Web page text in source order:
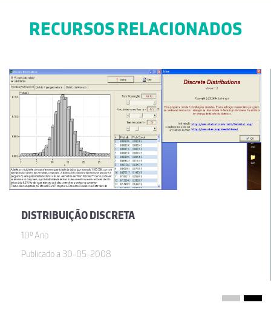
RECURSOS RELACIONADOS
DISTRIBUIÇÃO DISCRETA
10º Ano
Publicado a 30-05-2008